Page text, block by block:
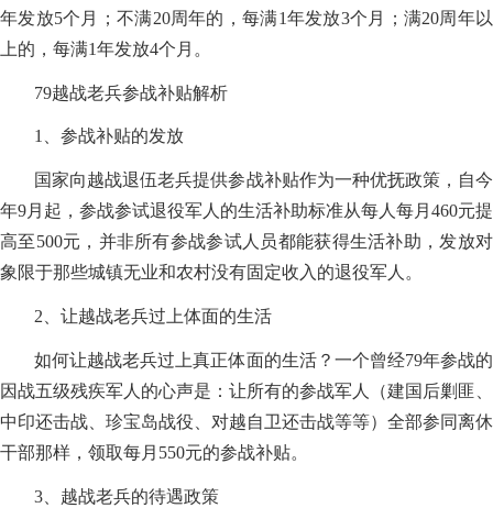
年发放5个月；不满20周年的，每满1年发放3个月；满20周年以
上的，每满1年发放4个月。
79越战老兵参战补贴解析
1、参战补贴的发放
国家向越战退伍老兵提供参战补贴作为一种优抚政策，自今
年9月起，参战参试退役军人的生活补助标准从每人每月460元提
高至500元，并非所有参战参试人员都能获得生活补助，发放对
象限于那些城镇无业和农村没有固定收入的退役军人。
2、让越战老兵过上体面的生活
如何让越战老兵过上真正体面的生活？一个曾经79年参战的
因战五级残疾军人的心声是：让所有的参战军人（建国后剿匪、
中印还击战、珍宝岛战役、对越自卫还击战等等）全部参同离休
干部那样，领取每月550元的参战补贴。
3、越战老兵的待遇政策